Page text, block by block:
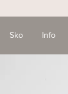
Sko Info